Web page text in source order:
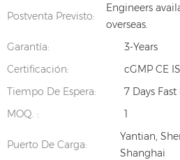
Postventa Previsto:
Engineers
overseas.
Garantía:
3-Years
Certificación:
cGMP CE
Tiempo De Espera:
7 Days
MOQ. :
1
Puerto De Carga:
Yantian,
Shanghai